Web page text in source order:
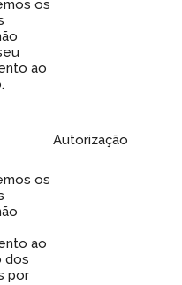
os
ao
os
ao
dos
por
Autorização